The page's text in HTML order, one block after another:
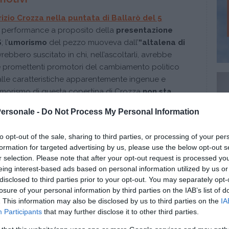
- Do Not Process My Personal Information
opt-out of the sale, sharing to third parties, or processing of your
for targeted advertising by us, please use the below opt-out
selection. Please note that after your opt-out request is processed
interest-based ads based on personal information utilized by us
to third parties prior to your opt-out. You may separately
of your personal information by third parties on the IAB’s list of
This information may also be disclosed by us to third parties on the
Participants that may further disclose it to other third parties.
Crozza nella puntata di Ballarò del 5
a proposito della presentazione
; l’umorismo del pezzo muoveva dall’“altalena di
suscitato in chi, nell’ascoltarli, avrebbe
promotori del cambiamento politico
caratteristiche apparentemente ingenue e
di questa copertina di Crozzanon sta
sé
potrebbero aver provato nei confronti di
a leggere dopo la pubblicità
E LA COPPIA